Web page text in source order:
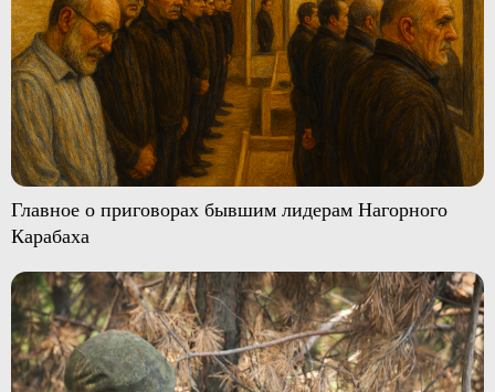
Главное о приговорах бывшим лидерам Нагорного
Карабаха